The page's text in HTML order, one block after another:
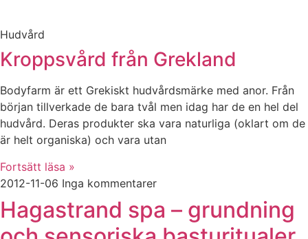
Hudvård
Kroppsvård från Grekland
Bodyfarm är ett Grekiskt hudvårdsmärke med anor. Från
början tillverkade de bara tvål men idag har de en hel del
hudvård. Deras produkter ska vara naturliga (oklart om de
är helt organiska) och vara utan
Fortsätt läsa »
2012-11-06 Inga kommentarer
Hagastrand spa – grundning